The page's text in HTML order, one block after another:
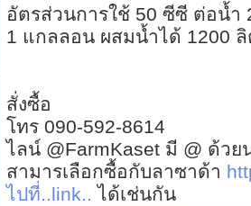
อัตรส่วนการใช้ 50 ซีซี ต่อน้ำ
1 แกลลอน ผสมน้ำได้ 1200 ลิ
สั่งซื้อ
โทร 090-592-8614
ไลน์ @FarmKaset มี @ ด้วย
สามารเลือกซื้อกับลาซาด้า
ไปที่..link.. ได้เช่นกัน